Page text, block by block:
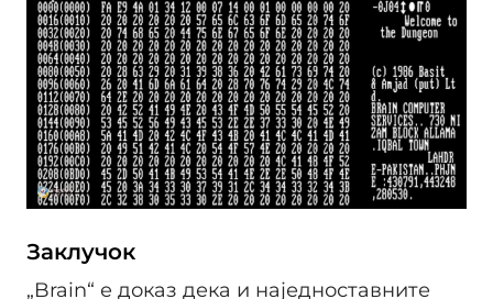
Заклучок
„Brain“ е доказ дека и наједноставните